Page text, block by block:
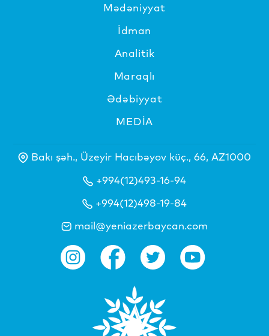
Mədəniyyat
İdman
Analitik
Maraqlı
Ədəbiyyat
MEDİA
Bakı şəh., Üzeyir Hacıbəyov küç., 66, AZ1000
+994(12)493-16-94
+994(12)498-19-84
mail@yeniazerbaycan.com